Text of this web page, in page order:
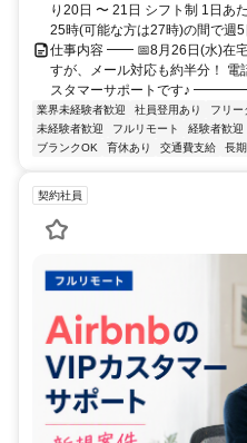
り20日 〜 21日 シフト制 1日あ
25時(可能な方は27時)の間で週
仕事内容 ━━ 📅8月26日(水)在
すが、メール対応も約半分！ 電
スタマーサポートです♪
業界未経験者歓迎 社員登用あり フリー
未経験者歓迎
フルリモート 経験者歓迎
ブランクOK
育休あり 交通費支給 長
契約社員